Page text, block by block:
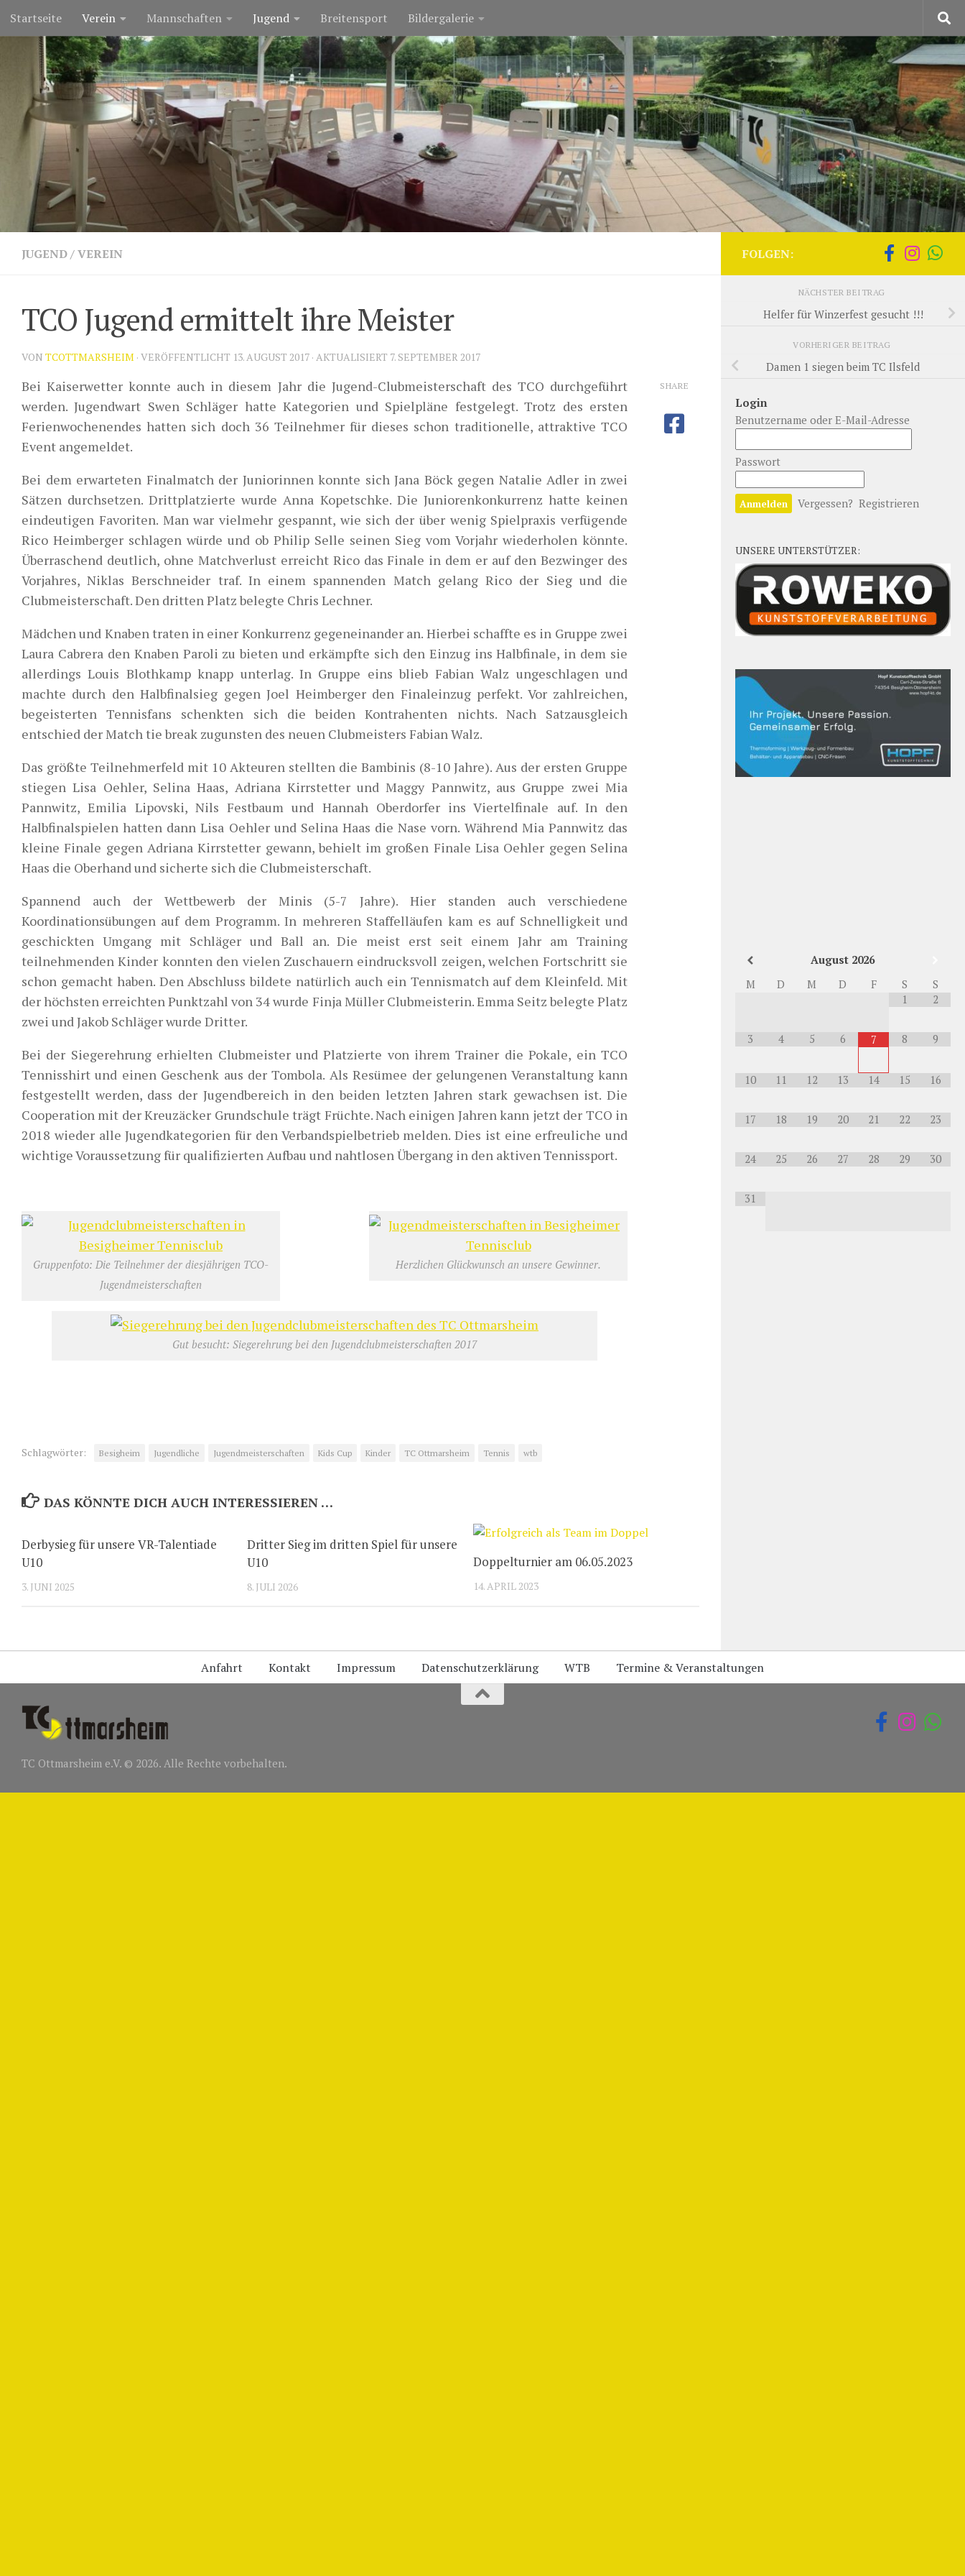
Zum Inhalt springen
Startseite Verein Mannschaften Jugend Breitensport Bildergalerie
JUGEND/VEREIN
TCO Jugend ermittelt ihre Meister
VON TCOTTMARSHEIM · VERÖFFENTLICHT 13. AUGUST 2017 · AKTUALISIERT 7. SEPTEMBER 2017
Bei Kaiserwetter konnte auch in diesem Jahr die Jugend-Clubmeisterschaft des TCO durchgeführt
werden. Jugendwart Swen Schläger hatte Kategorien und Spielpläne festgelegt. Trotz des ersten
Ferienwochenendes hatten sich doch 36 Teilnehmer für dieses schon traditionelle, attraktive TCO
Event angemeldet.
Bei dem erwarteten Finalmatch der Juniorinnen konnte sich Jana Böck gegen Natalie Adler in zwei
Sätzen durchsetzen. Drittplatzierte wurde Anna Kopetschke. Die Juniorenkonkurrenz hatte keinen
eindeutigen Favoriten. Man war vielmehr gespannt, wie sich der über wenig Spielpraxis verfügende
Rico Heimberger schlagen würde und ob Philip Selle seinen Sieg vom Vorjahr wiederholen könnte.
Überraschend deutlich, ohne Matchverlust erreicht Rico das Finale in dem er auf den Bezwinger des
Vorjahres, Niklas Berschneider traf. In einem spannenden Match gelang Rico der Sieg und die
Clubmeisterschaft. Den dritten Platz belegte Chris Lechner.
Mädchen und Knaben traten in einer Konkurrenz gegeneinander an. Hierbei schaffte es in Gruppe zwei
Laura Cabrera den Knaben Paroli zu bieten und erkämpfte sich den Einzug ins Halbfinale, in dem sie
allerdings Louis Blothkamp knapp unterlag. In Gruppe eins blieb Fabian Walz ungeschlagen und
machte durch den Halbfinalsieg gegen Joel Heimberger den Finaleinzug perfekt. Vor zahlreichen,
begeisterten Tennisfans schenkten sich die beiden Kontrahenten nichts. Nach Satzausgleich
entschied der Match tie break zugunsten des neuen Clubmeisters Fabian Walz.
Das größte Teilnehmerfeld mit 10 Akteuren stellten die Bambinis (8-10 Jahre). Aus der ersten Gruppe
stiegen Lisa Oehler, Selina Haas, Adriana Kirrstetter und Maggy Pannwitz, aus Gruppe zwei Mia
Pannwitz, Emilia Lipovski, Nils Festbaum und Hannah Oberdorfer ins Viertelfinale auf. In den
Halbfinalspielen hatten dann Lisa Oehler und Selina Haas die Nase vorn. Während Mia Pannwitz das
kleine Finale gegen Adriana Kirrstetter gewann, behielt im großen Finale Lisa Oehler gegen Selina
Haas die Oberhand und sicherte sich die Clubmeisterschaft.
Spannend auch der Wettbewerb der Minis (5-7 Jahre). Hier standen auch verschiedene
Koordinationsübungen auf dem Programm. In mehreren Staffelläufen kam es auf Schnelligkeit und
geschickten Umgang mit Schläger und Ball an. Die meist erst seit einem Jahr am Training
teilnehmenden Kinder konnten den vielen Zuschauern eindrucksvoll zeigen, welchen Fortschritt sie
schon gemacht haben. Den Abschluss bildete natürlich auch ein Tennismatch auf dem Kleinfeld. Mit
der höchsten erreichten Punktzahl von 34 wurde Finja Müller Clubmeisterin. Emma Seitz belegte Platz
zwei und Jakob Schläger wurde Dritter.
Bei der Siegerehrung erhielten Clubmeister und Platzierte von ihrem Trainer die Pokale, ein TCO
Tennisshirt und einen Geschenk aus der Tombola. Als Resümee der gelungenen Veranstaltung kann
festgestellt werden, dass der Jugendbereich in den beiden letzten Jahren stark gewachsen ist. Die
Cooperation mit der Kreuzäcker Grundschule trägt Früchte. Nach einigen Jahren kann jetzt der TCO in
2018 wieder alle Jugendkategorien für den Verbandspielbetrieb melden. Dies ist eine erfreuliche und
wichtige Voraussetzung für qualifizierten Aufbau und nahtlosen Übergang in den aktiven Tennissport.
Gruppenfoto: Die Teilnehmer der diesjährigen TCO-
Jugendmeisterschaften
Herzlichen Glückwunsch an unsere Gewinner.
Gut besucht: Siegerehrung bei den Jugendclubmeisterschaften 2017
SHARE
Schlagwörter: Besigheim Jugendliche Jugendmeisterschaften Kids Cup Kinder TC Ottmarsheim Tennis wtb
DAS KÖNNTE DICH AUCH INTERESSIEREN …
Derbysieg für unsere VR-Talentiade
U10
3. JUNI 2025
Dritter Sieg im dritten Spiel für unsere
U10
8. JULI 2026
Doppelturnier am 06.05.2023
14. APRIL 2023
FOLGEN:
NÄCHSTER BEITRAG
Helfer für Winzerfest gesucht !!!
VORHERIGER BEITRAG
Damen 1 siegen beim TC Ilsfeld
Login
Benutzername oder E-Mail-Adresse
Passwort
Vergessen? Registrieren
UNSERE UNTERSTÜTZER:
August 2026
M
D M D F S
S
1
2
3 4 5 6 7 8 9
10 11 12 13 14 15 16
17 18 19 20 21 22 23
24 25 26 27 28 29 30
31
Anfahrt Kontakt Impressum Datenschutzerklärung WTB Termine & Veranstaltungen
TC Ottmarsheim e.V. © 2026. Alle Rechte vorbehalten.